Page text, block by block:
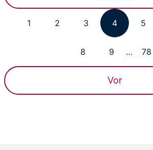
1 2 3 4 5
8 9 … 78
Vor